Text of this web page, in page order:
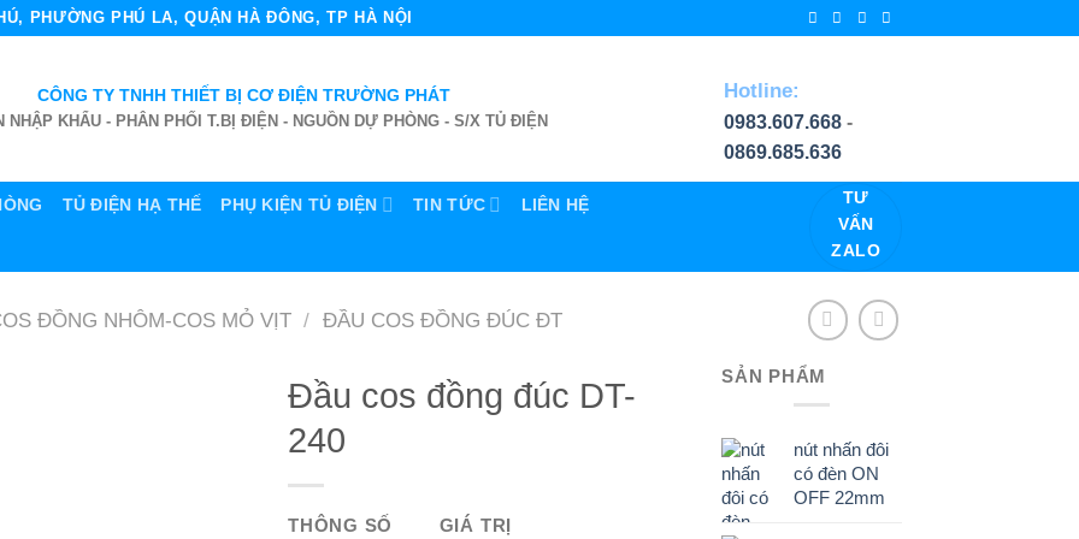
PHƯỜNG PHÚ LA, QUẬN HÀ ĐÔNG, TP HÀ NỘI
CÔNG TY TNHH THIẾT BỊ CƠ ĐIỆN TRƯỜNG PHÁT
NHẬP KHẨU - PHÂN PHỐI T.BỊ ĐIỆN - NGUỒN DỰ PHÒNG - S/X TỦ ĐIỆN
Hotline:
0983.607.668-
0869.685.636
TỦ ĐIỆN HẠ THẾ PHỤ KIỆN TỦ ĐIỆN TIN TỨC LIÊN HỆ
TƯ
VẤN
ZALO
ĐỒNG NHÔM-COS MỎ VỊT / ĐẦU COS ĐỒNG ĐÚC ĐT
Đầu cos đồng đúc DT-
240
THÔNG SỐ
GIÁ TRỊ
SẢN PHẨM
nút nhấn đôi
có đèn ON
OFF 22mm